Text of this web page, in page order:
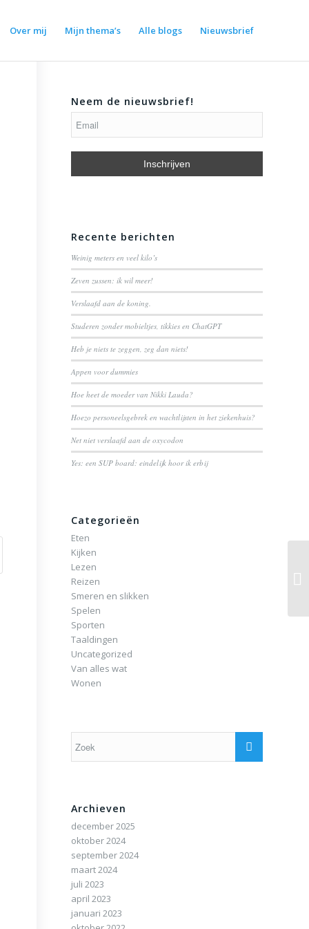
Over mij Mijn thema’s Alle blogs Nieuwsbrief
Neem de nieuwsbrief!
Recente berichten
Weinig meters en veel kilo’s
Zeven zussen: ik wil meer!
Verslaafd aan de koning.
Studeren zonder mobieltjes, tikkies en ChatGPT
Heb je niets te zeggen, zeg dan niets!
Appen voor dummies
Hoe heet de moeder van Nikki Lauda?
Hoezo personeelsgebrek en wachtlijsten in het ziekenhuis?
Net niet verslaafd aan de oxycodon
Yes: een SUP board: eindelijk hoor ik erbij
Categorieën
Eten
Kijken
Lezen
Reizen
Smeren en slikken
Spelen
Sporten
Taaldingen
Uncategorized
Van alles wat
Wonen
Archieven
december 2025
oktober 2024
september 2024
maart 2024
juli 2023
april 2023
januari 2023